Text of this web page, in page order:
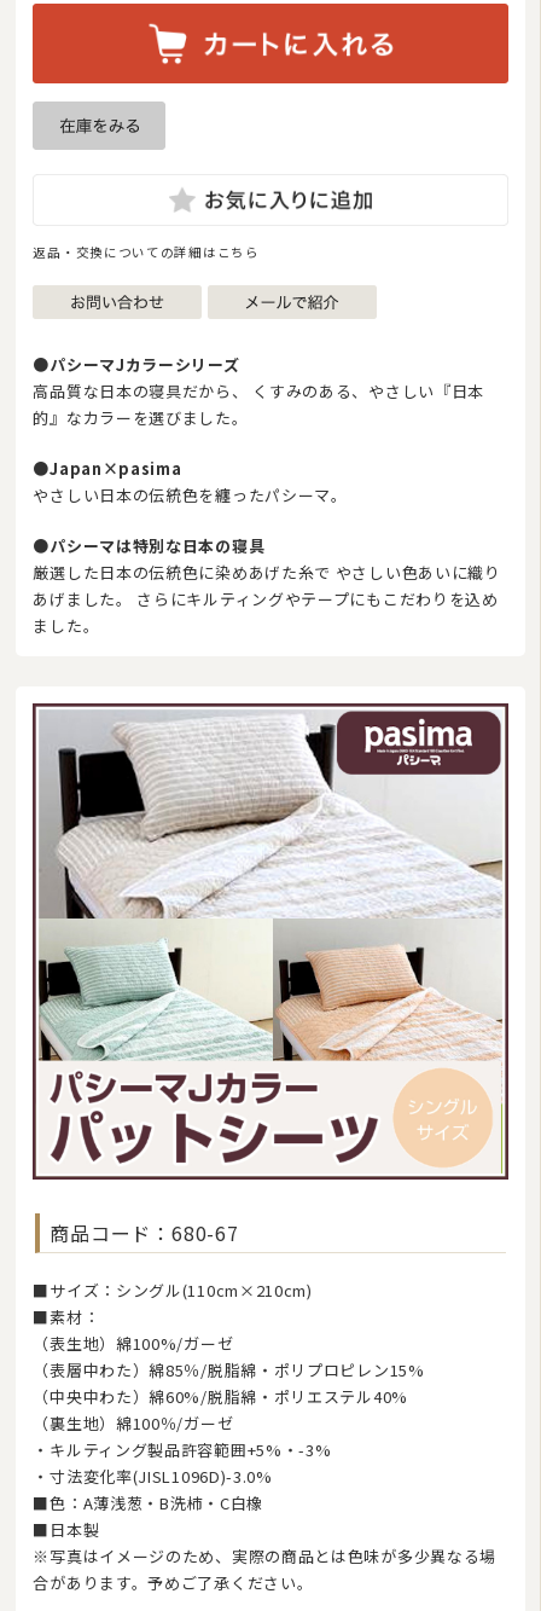
返品・交換についての詳細はこちら
●パシーマJカラーシリーズ
高品質な日本の寝具だから、 くすみのある、やさしい『日本
的』なカラーを選びました。
●Japan×pasima
やさしい日本の伝統色を纏ったパシーマ。
●パシーマは特別な日本の寝具
厳選した日本の伝統色に染めあげた糸で やさしい色あいに織り
あげました。 さらにキルティングやテープにもこだわりを込め
ました。
商品コード：680-67
■サイズ：シングル(110cm×210cm)
■素材：
（表生地）綿100%/ガーゼ
（表層中わた）綿85％/脱脂綿・ポリプロピレン15%
（中央中わた）綿60%/脱脂綿・ポリエステル40%
（裏生地）綿100％/ガーゼ
・キルティング製品許容範囲+5%・-3%
・寸法変化率(JISL1096D)-3.0%
■色：A薄浅葱・B洗柿・C白橡
■日本製
※写真はイメージのため、実際の商品とは色味が多少異なる場
合があります。予めご了承ください。